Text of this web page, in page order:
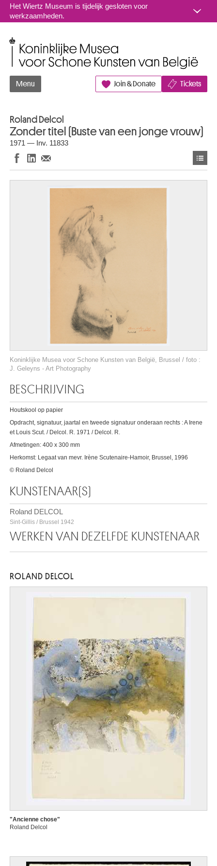
Naar inhoud
Het Wiertz Museum is tijdelijk gesloten voor
werkzaamheden.
Menu Join & Donate Tickets
Roland Delcol
Zonder titel (Buste van een jonge vrouw)
1971 — Inv. 11833
Koninklijke Musea voor Schone Kunsten van België, Brussel / foto :
J. Geleyns - Art Photography
BESCHRIJVING
Houtskool op papier
Opdracht, signatuur, jaartal en tweede signatuur onderaan rechts : A Irene
et Louis Scut. / Delcol. R. 1971 / Delcol. R.
Afmetingen: 400 x 300 mm
Herkomst: Legaat van mevr. Irène Scutenaire-Hamoir, Brussel, 1996
© Roland Delcol
KUNSTENAAR(S)
Roland DELCOL
Sint-Gillis / Brussel 1942
WERKEN VAN DEZELFDE KUNSTENAAR
ROLAND DELCOL
"Ancienne chose"
Roland Delcol